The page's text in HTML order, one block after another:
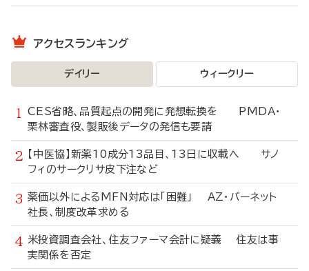
アクセスランキング
デイリー ウィークリー
CES省略、品質起点の開発に発想転換を PMDA・
栗林審査役、製販後データの発信も要請
【中医協】新薬10成分13品目、13日に収載へ サノ
フィのサークリサ皮下注など
薬価以外によるMFN対応は「困難」 AZ・バーネット
社長、制度改革求める
米投資調査会社、住友ファーマ会計に疑義 住友は事
実関係を否定